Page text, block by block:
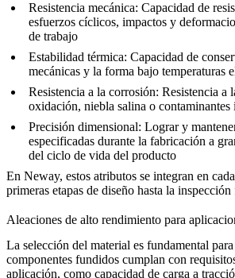
Resistencia mecánica: Capacidad de
esfuerzos cíclicos, impactos y
de trabajo
Estabilidad térmica: Capacidad de
mecánicas y la forma bajo temperaturas
Resistencia a la corrosión: Resistencia a
oxidación, niebla salina o contaminantes
Precisión dimensional: Lograr y
especificadas durante la fabricación a
del ciclo de vida del producto
En Neway, estos atributos se integran en
primeras etapas de diseño hasta la
Aleaciones de alto rendimiento para
La selección del material es fundamental
componentes fundidos cumplan con
aplicación, como capacidad de carga a